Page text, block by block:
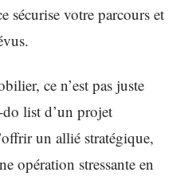
sécurise votre parcours et
ce n’est pas juste
do list d’un projet
un allié stratégique,
opération stressante en